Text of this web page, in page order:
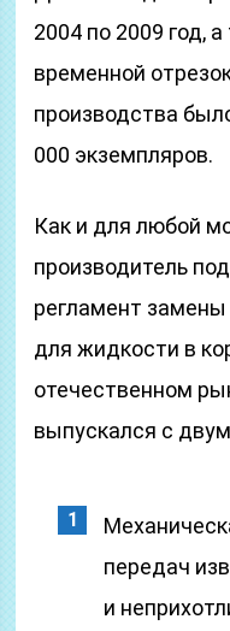
2004 по 2009 год,
временной
производства
000 экземпляров.
Как и для любой
производитель
регламент
для жидкости в
отечественном
выпускался с
передач
и